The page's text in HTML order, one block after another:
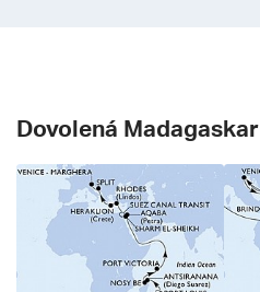
Dovolená Madagaskar